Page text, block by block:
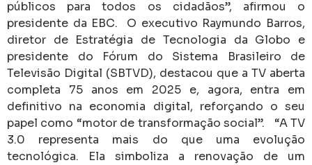
“O maior beneficiado disso é a sociedade brasileira,
que ganhará uma experiência de muito mais
qualidade, enquanto continua a ter acesso amplo e
gratuito a conteúdos que informam, educam e
emocionam”, complementou.
Televisão do futuro